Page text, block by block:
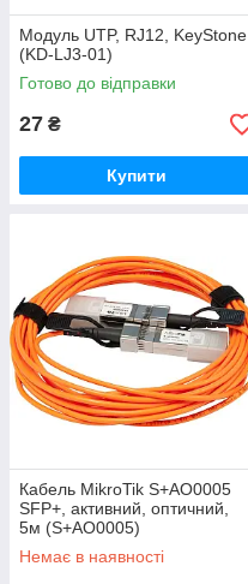
Модуль UTP, RJ12, KeyStone
(KD-LJ3-01)
Готово до відправки
27 ₴
Купити
Кабель MikroTik S+AO0005
SFP+, активний, оптичний,
5м (S+AO0005)
Немає в наявності